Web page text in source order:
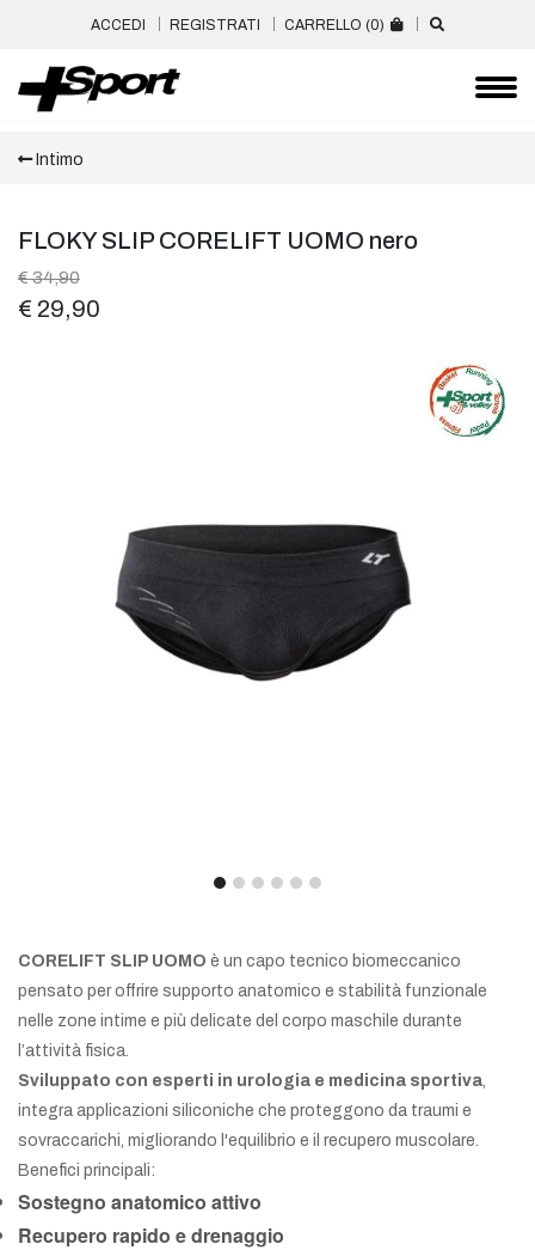
ACCEDI REGISTRATI CARRELLO (0)
Intimo
FLOKY SLIP CORELIFT UOMO nero
€ 34,90
€ 29,90
CORELIFT SLIP UOMO è un capo tecnico biomeccanico
pensato per offrire supporto anatomico e stabilità funzionale
nelle zone intime e più delicate del corpo maschile durante
l’attività fisica.
Sviluppato con esperti in urologia e medicina sportiva,
integra applicazioni siliconiche che proteggono da traumi e
sovraccarichi, migliorando l'equilibrio e il recupero muscolare.
Benefici principali:
Sostegno anatomico attivo
Recupero rapido e drenaggio